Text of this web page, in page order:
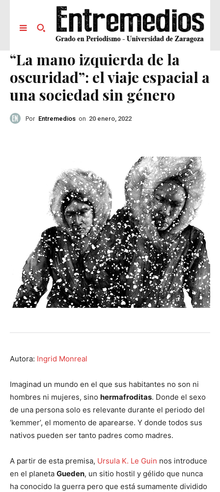
“La mano izquierda de la
oscuridad”: el viaje espacial a
una sociedad sin género
Por Entremedios on 20 enero, 2022
Autora: Ingrid Monreal
Imaginad un mundo en el que sus habitantes no son ni
hombres ni mujeres, sino hermafroditas. Donde el sexo
de una persona solo es relevante durante el periodo del
‘kemmer’, el momento de aparearse. Y donde todos sus
nativos pueden ser tanto padres como madres.
A partir de esta premisa, Ursula K. Le Guin nos introduce
en el planeta Gueden, un sitio hostil y gélido que nunca
ha conocido la guerra pero que está sumamente dividido